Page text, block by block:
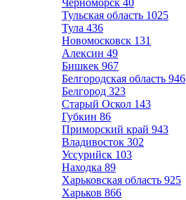
Черноморск 40
Тульская область 1025
Тула 436
Новомосковск 131
Алексин 49
Бишкек 967
Белгородская область 946
Белгород 323
Старый Оскол 143
Губкин 86
Приморский край 943
Владивосток 302
Уссурийск 103
Находка 89
Харьковская область 925
Харьков 866